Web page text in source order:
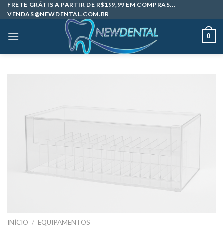
Skip
to
FRETE GRÁTIS A PARTIR DE R$199,99 EM COMPRAS...
VENDAS@NEWDENTAL.COM.BR
0
INÍCIO / EQUIPAMENTOS